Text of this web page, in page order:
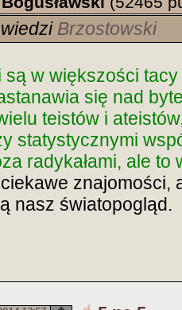
Brzostowski
są w większości
się nad
teistów i
statystycznymi
radykałami, ale
znajomości,
nasz światopogląd.